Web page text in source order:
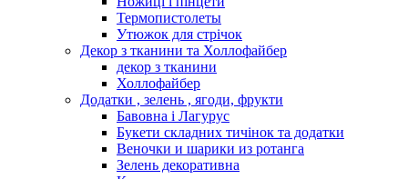
Термопистолеты
Утюжок для стрічок
Декор з тканини та Холлофайбер
декор з тканини
Холлофайбер
Додатки , зелень , ягоди, фрукти
Бавовна і Лагурус
Букети складних тичінок та додатки
Веночки и шарики из ротанга
Зелень декоративна